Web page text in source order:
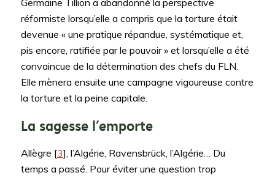
réformiste lorsqu’elle a compris que la torture était
devenue « une pratique répandue, systématique et,
pis encore, ratifiée par le pouvoir » et lorsqu’elle a été
convaincue de la détermination des chefs du FLN.
Elle mènera ensuite une campagne vigoureuse contre
la torture et la peine capitale.
La sagesse l’emporte
Allègre [3], l’Algérie, Ravensbrück, l’Algérie… Du
temps a passé. Pour éviter une question trop